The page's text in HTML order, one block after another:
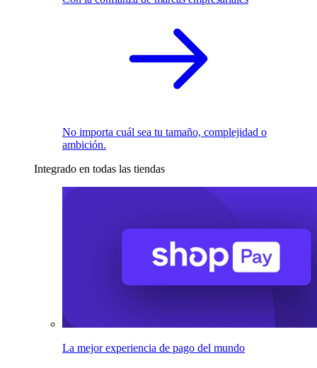
No importa cuál sea tu tamaño, complejidad o
ambición.
Integrado en todas las tiendas
La mejor experiencia de pago del mundo